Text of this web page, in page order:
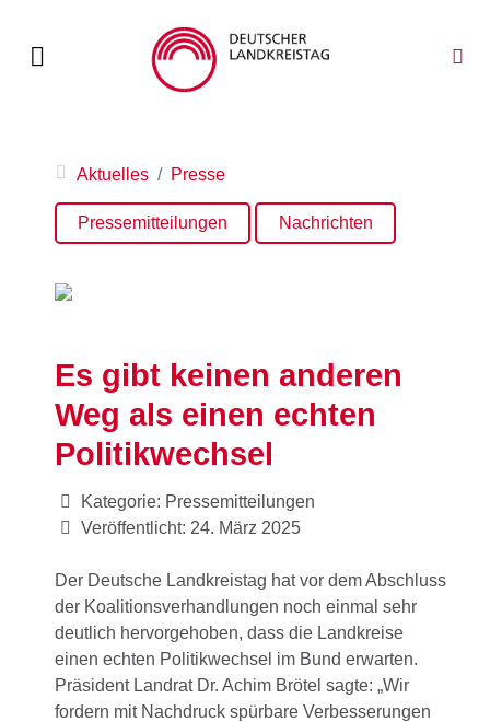
Aktuelles Presse
Pressemitteilungen Nachrichten
Es gibt keinen anderen
Weg als einen echten
Politikwechsel
Kategorie: Pressemitteilungen
Veröffentlicht: 24. März 2025
Der Deutsche Landkreistag hat vor dem Abschluss
der Koalitionsverhandlungen noch einmal sehr
deutlich hervorgehoben, dass die Landkreise
einen echten Politikwechsel im Bund erwarten.
Präsident Landrat Dr. Achim Brötel sagte: „Wir
fordern mit Nachdruck spürbare Verbesserungen